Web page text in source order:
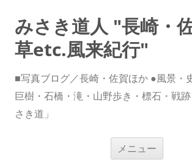
みさき道人 "長崎・
草etc.風来紀行"
■写真ブログ／長崎・佐賀ほか ●風景・
巨樹・石橋・滝・山野歩き・標石・戦
さき道」
メニュー